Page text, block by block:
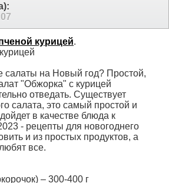
курицей.
салаты на Новый год? Простой,
"Обжорка" с курицей
отведать. Существует
салата, это самый простой и
в качестве блюда к
- рецепты для новогоднего
и из простых продуктов, а
все.
– 300-400 г